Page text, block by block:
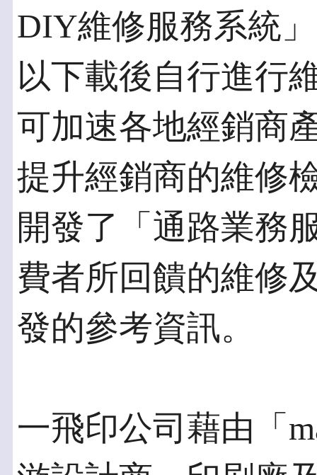
DIY維修服務系統
以下載後自行進行
可加速各地經銷商
提升經銷商的維修
開發了「通路業務
費者所回饋的維修
發的參考資訊。
一飛印公司藉由「